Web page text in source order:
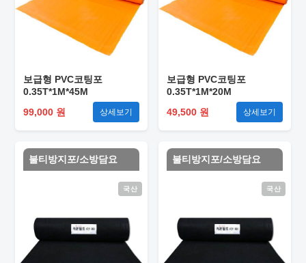
보급형 PVC코팅포
0.35T*1M*45M
99,000 원
상세보기
보급형 PVC코팅포
0.35T*1M*20M
49,500 원
상세보기
불티방지포/소방담요
국산
불티방지포/소방담요
국산